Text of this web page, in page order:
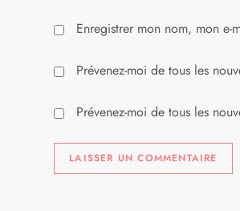
c
l
e
Enregistrer mon nom, mon
Prévenez-moi de tous les
Prévenez-moi de tous les